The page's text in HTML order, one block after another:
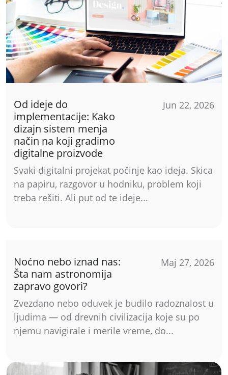
Od ideje do
implementacije: Kako
dizajn sistem menja
način na koji gradimo
digitalne proizvode
Jun 22, 2026
Svaki digitalni projekat počinje kao ideja. Skica
na papiru, razgovor u hodniku, problem koji
treba rešiti. Ali put od te ideje...
Noćno nebo iznad nas:
Šta nam astronomija
zapravo govori?
Maj 27, 2026
Zvezdano nebo oduvek je budilo radoznalost u
ljudima — od drevnih civilizacija koje su po
njemu navigirale i merile vreme, do...